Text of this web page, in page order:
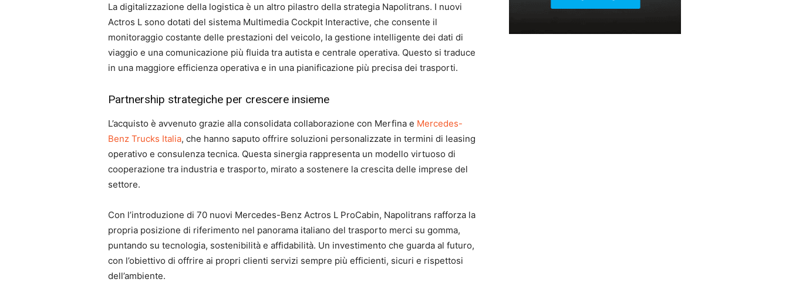
La digitalizzazione della logistica è un altro pilastro della strategia Napolitrans. I nuovi
Actros L sono dotati del sistema Multimedia Cockpit Interactive, che consente il
monitoraggio costante delle prestazioni del veicolo, la gestione intelligente dei dati di
viaggio e una comunicazione più fluida tra autista e centrale operativa. Questo si traduce
in una maggiore efficienza operativa e in una pianificazione più precisa dei trasporti.
Partnership strategiche per crescere insieme
L’acquisto è avvenuto grazie alla consolidata collaborazione con Merfina e Mercedes-
Benz Trucks Italia, che hanno saputo offrire soluzioni personalizzate in termini di leasing
operativo e consulenza tecnica. Questa sinergia rappresenta un modello virtuoso di
cooperazione tra industria e trasporto, mirato a sostenere la crescita delle imprese del
settore.
Con l’introduzione di 70 nuovi Mercedes-Benz Actros L ProCabin, Napolitrans rafforza la
propria posizione di riferimento nel panorama italiano del trasporto merci su gomma,
puntando su tecnologia, sostenibilità e affidabilità. Un investimento che guarda al futuro,
con l’obiettivo di offrire ai propri clienti servizi sempre più efficienti, sicuri e rispettosi
dell’ambiente.